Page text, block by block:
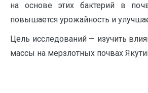
на основе этих бактерий в
повышается урожайность и
Цель исследований — изучить
массы на мерзлотных почвах